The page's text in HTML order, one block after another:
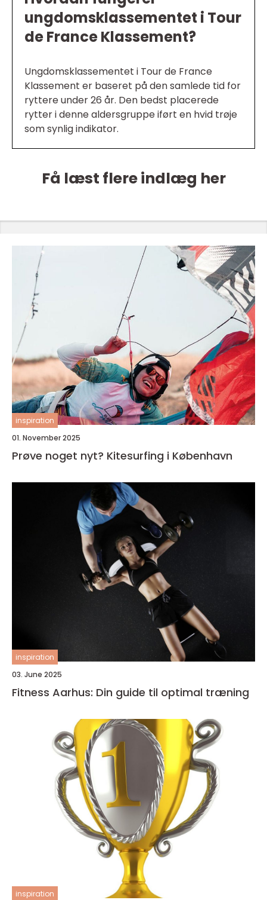
ungdomsklassementet i Tour
de France Klassement?
Ungdomsklassementet i Tour de France
Klassement er baseret på den samlede tid for
ryttere under 26 år. Den bedst placerede
rytter i denne aldersgruppe iført en hvid trøje
som synlig indikator.
Få læst flere indlæg her
inspiration
01. November 2025
Prøve noget nyt? Kitesurfing i København
inspiration
03. June 2025
Fitness Aarhus: Din guide til optimal træning
inspiration